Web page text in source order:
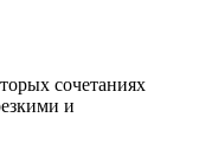
сочетаниях
и